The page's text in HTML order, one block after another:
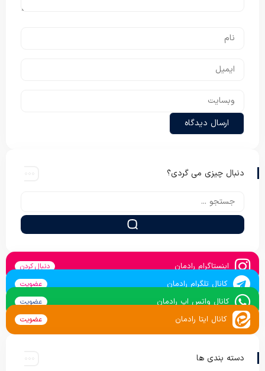
دنبال چیزی می گردی؟
اینستاگرام رادمان دنبال کردن
کانال تلگرام رادمان عضویت
کانال واتس اپ رادمان عضویت
کانال ایتا رادمان عضویت
دسته بندی ها